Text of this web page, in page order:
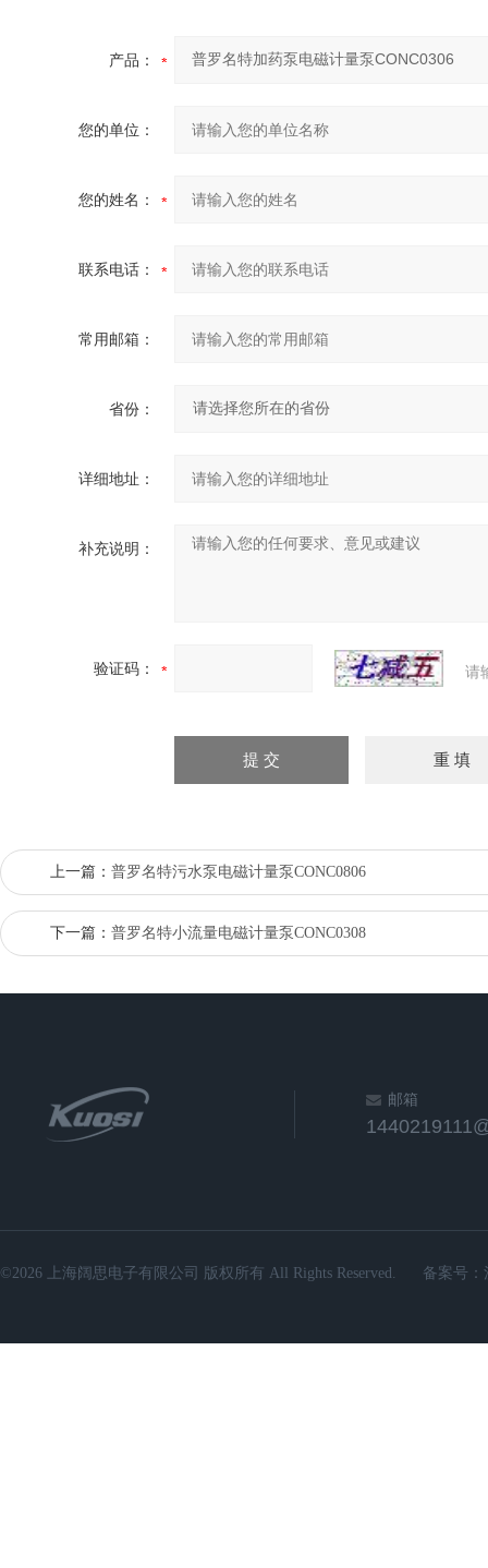
产品：
您的单位：
您的姓名：
联系电话：
常用邮箱：
省份：
详细地址：
补充说明：
验证码： 请
上一篇： 普罗名特污水泵电磁计量泵CONC0806
下一篇： 普罗名特小流量电磁计量泵CONC0308
邮箱
©2026 上海阔思电子有限公司 版权所有 All Rights Reserved. 备案号：